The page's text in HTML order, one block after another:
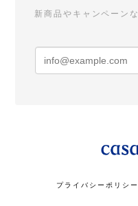
新商品やキャンペーン
プライバシーポリシー